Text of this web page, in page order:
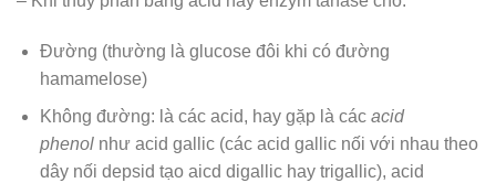
Đường (thường là glucose đôi khi có đường
hamamelose)
Không đường: là các acid, hay gặp là các acid
phenolnhư acid gallic (các acid gallic nối với nhau theo
dây nối depsid tạo aicd digallic hay trigallic), acid